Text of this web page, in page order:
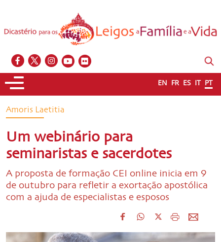
EN FR ES IT PT
Amoris Laetitia
Um webinário para
seminaristas e sacerdotes
A proposta de formação CEI online inicia em 9
de outubro para refletir a exortação apostólica
com a ajuda de especialistas e esposos